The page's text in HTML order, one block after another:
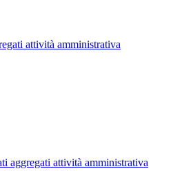
attività amministrativa
aggregati attività amministrativa